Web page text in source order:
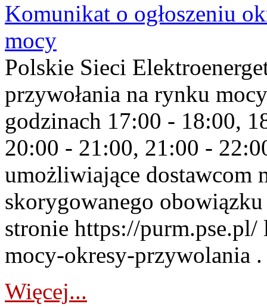
Komunikat o ogłoszeniu
mocy
Polskie Sieci
przywołania na rynku
godzinach 17:00 - 18:00,
20:00 - 21:00, 21:00 -
umożliwiające dostawcom
skorygowanego
stronie https://
mocy-okresy-przywolania
Więcej...